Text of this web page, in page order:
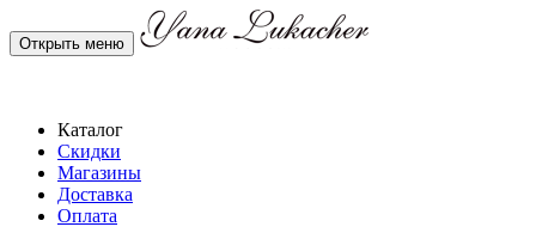
Открыть меню
Каталог
Скидки
Магазины
Доставка
Оплата